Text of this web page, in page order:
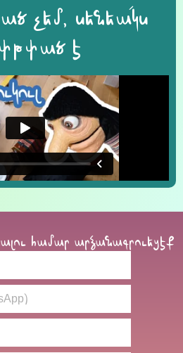
չեմ, սենեա՛կս
է
համար արձանագրուեցէք